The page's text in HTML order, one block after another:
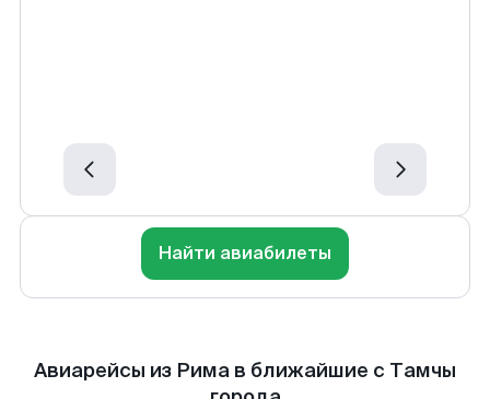
Найти авиабилеты
Авиарейсы из Рима в ближайшие с Тамчы